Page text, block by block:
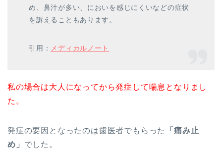
め、鼻汁が多い、においを感じにくいなどの症状
を訴えることもあります。
引用： メディカルノート
私の場合は大人になってから発症して喘息となりまし
た。
発症の要因となったのは歯医者でもらった
「痛み止
め」 でした。